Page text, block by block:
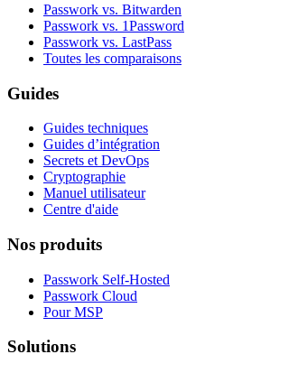
Passwork vs. Bitwarden
Passwork vs. 1Password
Passwork vs. LastPass
Toutes les comparaisons
Guides
Guides techniques
Guides d’intégration
Secrets et DevOps
Cryptographie
Manuel utilisateur
Centre d'aide
Nos produits
Passwork Self-Hosted
Passwork Cloud
Pour MSP
Solutions